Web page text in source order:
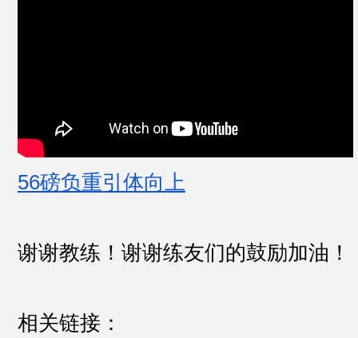
56磅负重引体向上
谢谢教练！谢谢练友们的鼓励加油！
相关链接：